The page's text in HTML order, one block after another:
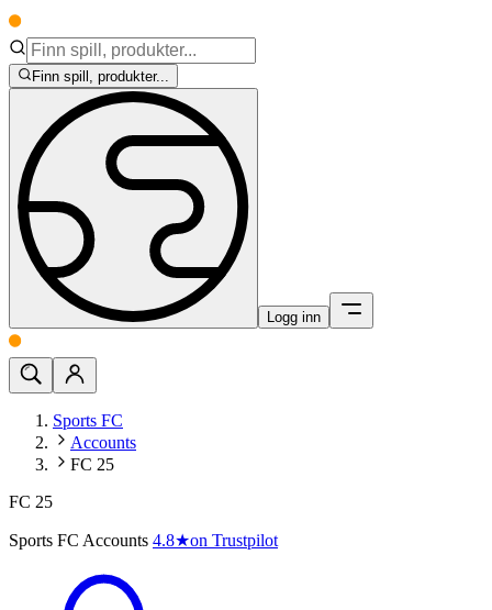
Finn spill, produkter...
Logg inn
Sports FC
Accounts
FC 25
FC 25
Sports FC Accounts 4.8★on Trustpilot